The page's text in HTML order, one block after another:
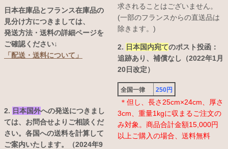
日本在庫品とフランス在庫品の
見分け方につきましては、
発送方法・送料の詳細ページを
ご確認ください↓
「配送・送料について」
2. 日本国外への発送につきまし
ては、お問合せよりご相談くだ
さい。各国への送料を計算して
ご案内いたします。（2024年9
求されることはございません。
(一部のフランスからの直送品は
除きます。)
2. 日本国内宛てのポスト投函：
追跡あり、補償なし（2022年1月
20日改定）
全国一律 250円
＊但し、長さ25cm×24cm、厚さ
3cm、重量1kgに収まるご注文の
み対象。商品合計金額15,000円
以上ご購入の場合、送料無料